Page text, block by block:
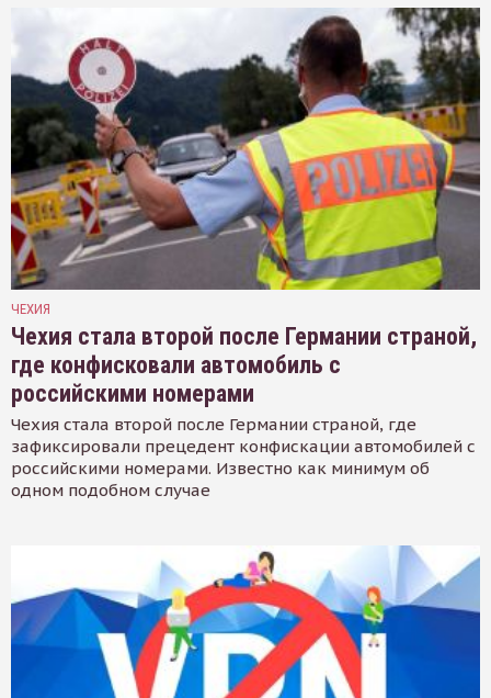
ЧЕХИЯ
Чехия стала второй после Германии страной,
где конфисковали автомобиль с
российскими номерами
Чехия стала второй после Германии страной, где
зафиксировали прецедент конфискации автомобилей с
российскими номерами. Известно как минимум об
одном подобном случае